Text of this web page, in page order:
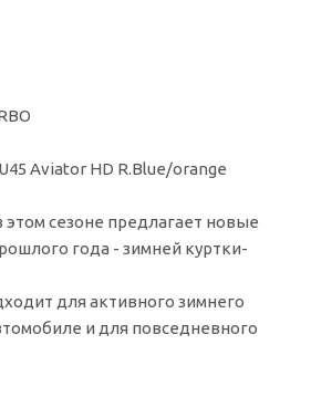
Aviator HD R.Blue/orange
сезоне предлагает новые
года - зимней куртки-
для активного зимнего
и для повседневного